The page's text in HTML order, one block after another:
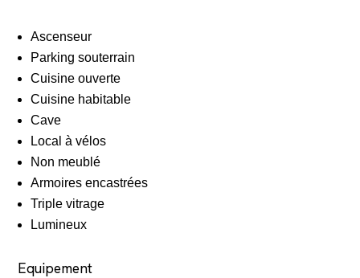
Ascenseur
Parking souterrain
Cuisine ouverte
Cuisine habitable
Cave
Local à vélos
Non meublé
Armoires encastrées
Triple vitrage
Lumineux
Equipement